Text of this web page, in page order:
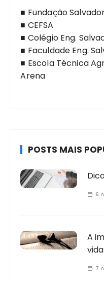
■ Fundação
■ CEFSA
■ Colégio Eng.
■ Faculdade Eng.
■ Escola Técnica
Arena
POSTS MAIS
6
A
7